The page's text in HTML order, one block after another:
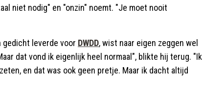
niet nodig" en "onzin" noemt. "Je moet nooit
gedicht leverde voor DWDD, wist naar eigen zeggen wel
dat vond ik eigenlijk heel normaal", blikte hij terug. "Ik
en dat was ook geen pretje. Maar ik dacht altijd